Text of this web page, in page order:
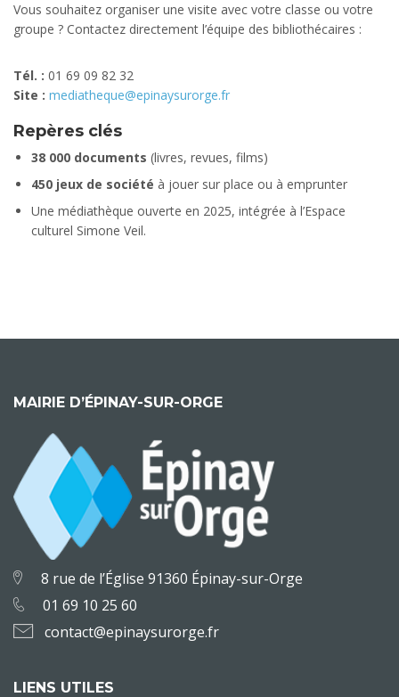
Vous souhaitez organiser une visite avec votre classe ou votre
groupe ? Contactez directement l’équipe des bibliothécaires :
Tél. : 01 69 09 82 32
Site : mediatheque@epinaysurorge.fr
Repères clés
38 000 documents (livres, revues, films)
450 jeux de société à jouer sur place ou à emprunter
Une médiathèque ouverte en 2025, intégrée à l’Espace
culturel Simone Veil.
MAIRIE D’ÉPINAY-SUR-ORGE
8 rue de l’Église 91360 Épinay-sur-Orge
01 69 10 25 60
contact@epinaysurorge.fr
LIENS UTILES